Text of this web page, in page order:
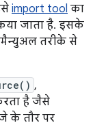
import tool का
जाता है. इसके
तरीके से
,
है जैसे
के तौर पर